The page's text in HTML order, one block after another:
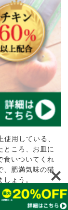
用している、
ところ、お皿に
食いついてくれ
、肥満気味の猫
ょう。
ページ